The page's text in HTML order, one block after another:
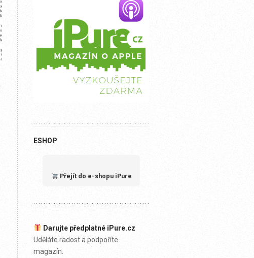
ESHOP
Přejít do e-shopu iPure
Darujte předplatné iPure.cz
Uděláte radost a podpoříte
magazín.